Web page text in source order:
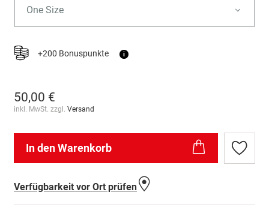
One Size
+200 Bonuspunkte i
50,00 €
inkl. MwSt. zzgl. Versand
In den Warenkorb
Zur
Verfügbarkeit vor Ort prüfen